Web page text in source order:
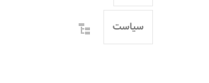
سیاست